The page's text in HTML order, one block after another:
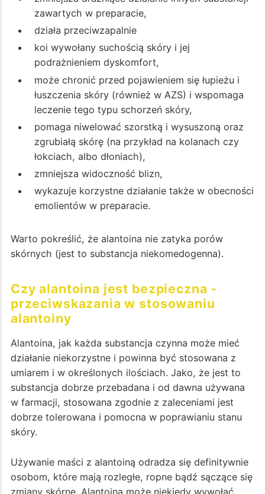
zawartych w preparacie,
działa przeciwzapalnie
koi wywołany suchością skóry i jej
podrażnieniem dyskomfort,
może chronić przed pojawieniem się łupieżu i
łuszczenia skóry (również w AZS) i wspomaga
leczenie tego typu schorzeń skóry,
pomaga niwelować szorstką i wysuszoną oraz
zgrubiałą skórę (na przykład na kolanach czy
łokciach, albo dłoniach),
zmniejsza widoczność blizn,
wykazuje korzystne działanie także w obecności
emolientów w preparacie.
Warto pokreślić, że alantoina nie zatyka porów
skórnych (jest to substancja niekomedogenna).
Czy alantoina jest bezpieczna -
przeciwskazania w stosowaniu
alantoiny
Alantoina, jak każda substancja czynna może mieć
działanie niekorzystne i powinna być stosowana z
umiarem i w określonych ilościach. Jako, że jest to
substancja dobrze przebadana i od dawna używana
w farmacji, stosowana zgodnie z zaleceniami jest
dobrze tolerowana i pomocna w poprawianiu stanu
skóry.
Używanie maści z alantoiną odradza się definitywnie
osobom, które mają rozległe, ropne bądź sączące się
zmiany skórne. Alantoina może niekiedy wywołać